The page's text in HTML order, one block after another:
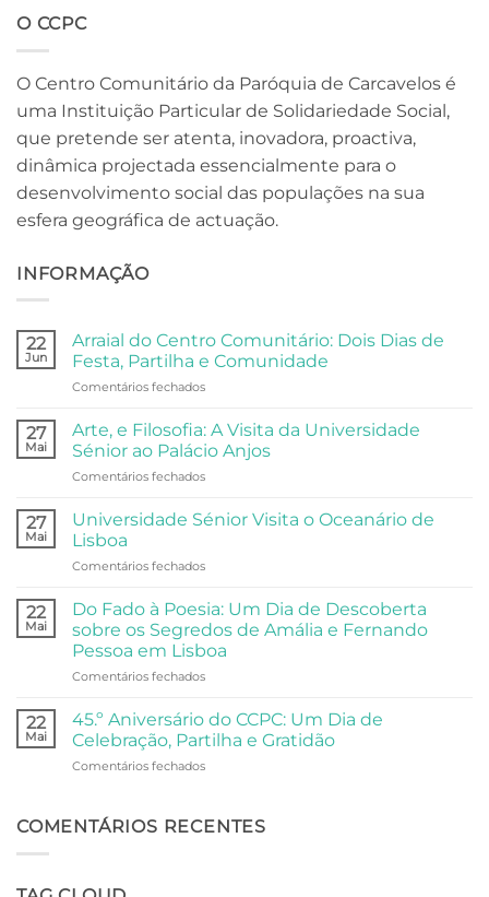
O CCPC
O Centro Comunitário da Paróquia de Carcavelos é
uma Instituição Particular de Solidariedade Social,
que pretende ser atenta, inovadora, proactiva,
dinâmica projectada essencialmente para o
desenvolvimento social das populações na sua
esfera geográfica de actuação.
INFORMAÇÃO
22
Jun
Arraial do Centro Comunitário: Dois Dias de
Festa, Partilha e Comunidade
Comentários fechadosem
do
Centro
Comunitário:
Dois
de
e
27
Mai
Arte, e Filosofia: A Visita da Universidade
Sénior ao Palácio Anjos
Comentários fechadosem
e
Visita
Universidade
Sénior
Palácio
Anjos
27
Mai
Universidade Sénior Visita o Oceanário de
Lisboa
Comentários fechadosem
Sénior
Visita
o
Oceanário
de
22
Mai
Do Fado à Poesia: Um Dia de Descoberta
sobre os Segredos de Amália e Fernando
Pessoa em Lisboa
Comentários fechadosem
Fado
à
Poesia:
Um
Descoberta
22
Mai
45.º Aniversário do CCPC: Um Dia de
Celebração, Partilha e Gratidão
Comentários fechadosem
do
COMENTÁRIOS RECENTES